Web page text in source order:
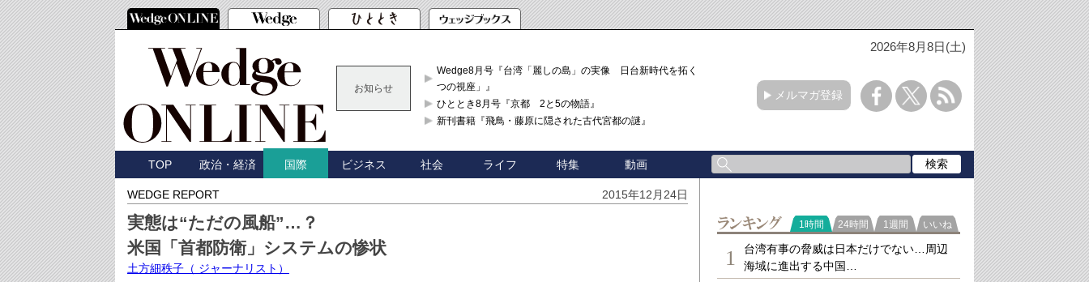
2026年8月8日(土)
お知らせ
Wedge8月号『台湾「麗しの島」の実像 日台新時代を拓く「3
つの視座」』
ひととき8月号『京都 2と5の物語』
新刊書籍『飛鳥・藤原に隠された古代宮都の謎』
メルマガ登録
TOP 政治・経済 国際 ビジネス 社会 ライフ 特集 動画
WEDGE REPORT 2015年12月24日
実態は“ただの風船”…？
米国「首都防衛」システムの惨状
土方細秩子 （ ジャーナリスト）
ランキング
1時間 24時間 1週間 いいね
1
台湾有事の脅威は日本だけでない…周辺
海域に進出する中国…